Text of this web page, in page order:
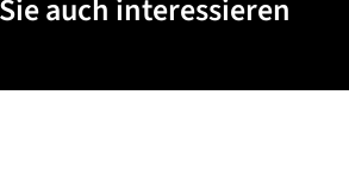
auch interessieren